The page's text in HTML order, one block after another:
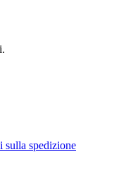
sulla spedizione